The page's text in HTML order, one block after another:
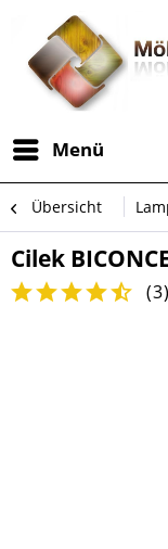
Menü
Übersicht
Cilek
(3)